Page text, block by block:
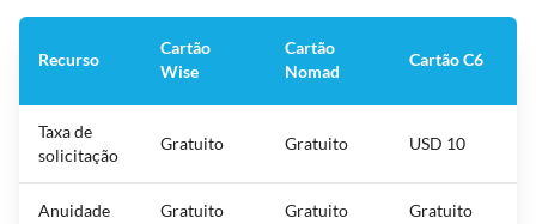
Recurso
Cartão
Wise
Cartão
Nomad
Cartão C6
Taxa de
solicitação
Gratuito Gratuito USD 10
Anuidade Gratuito Gratuito Gratuito